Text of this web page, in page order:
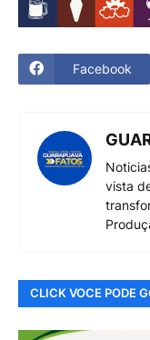
Facebook
vista
CLICK VOCE PODE